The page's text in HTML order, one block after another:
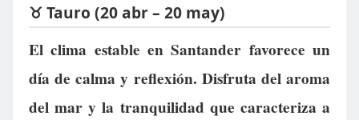
♉ Tauro (20 abr – 20 may)
El clima estable en Santander favorece un
día de calma y reflexión. Disfruta del aroma
del mar y la tranquilidad que caracteriza a